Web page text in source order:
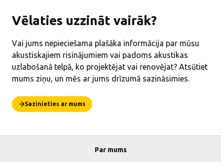
Vēlaties uzzināt vairāk?
Vai jums nepieciešama plašāka informācija par mūsu
akustiskajiem risinājumiem vai padoms akustikas
uzlabošanā telpā, ko projektējat vai renovējat? Atsūtiet
mums ziņu, un mēs ar jums drīzumā sazināsimies.
Sazinieties ar mums
Par mums